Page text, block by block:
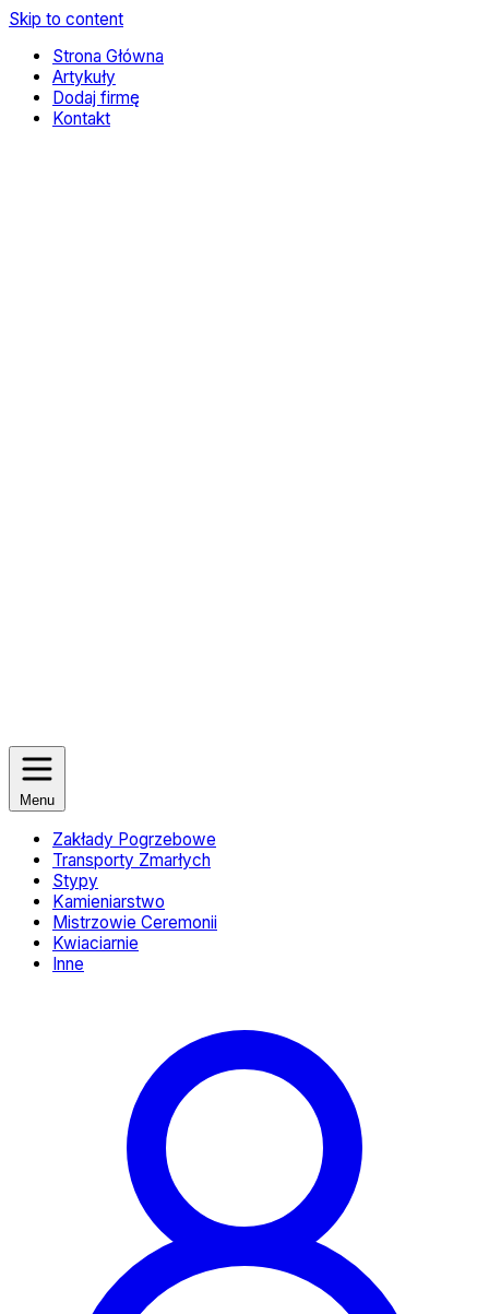
Skip to content
Strona Główna
Artykuły
Dodaj firmę
Kontakt
Menu
Zakłady Pogrzebowe
Transporty Zmarłych
Stypy
Kamieniarstwo
Mistrzowie Ceremonii
Kwiaciarnie
Inne